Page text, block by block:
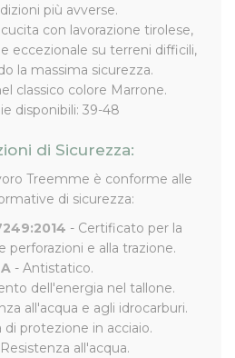
più avverse.
con lavorazione tirolese,
eccezionale su terreni difficili,
la massima sicurezza.
classico colore Marrone.
disponibili: 39-48
di Sicurezza:
Treemme è conforme alle
di sicurezza:
- Certificato per la
perforazioni e alla trazione.
A - Antistatico.
dell'energia nel tallone.
all'acqua e agli idrocarburi.
di protezione in acciaio.
all'acqua.